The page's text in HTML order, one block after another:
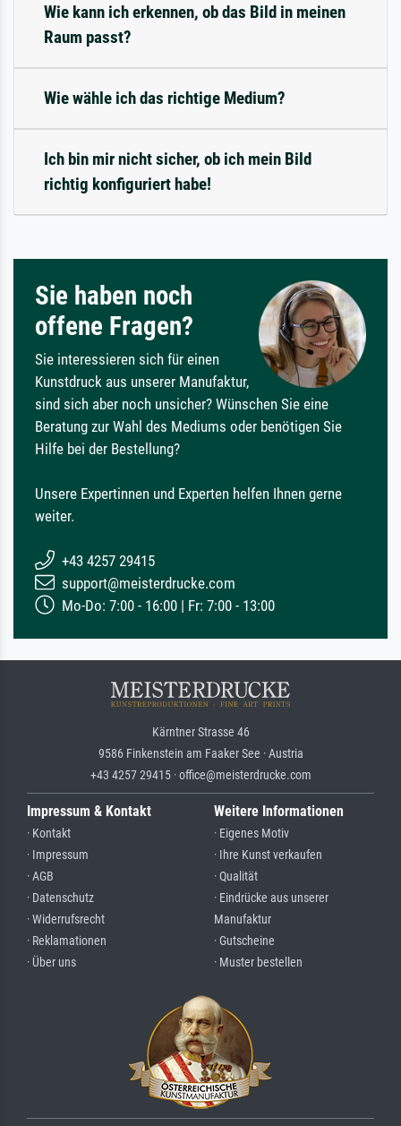
Wie kann ich erkennen, ob das Bild in meinen
Raum passt?
Wie wähle ich das richtige Medium?
Ich bin mir nicht sicher, ob ich mein Bild
richtig konfiguriert habe!
Sie haben noch
offene Fragen?
Sie interessieren sich für einen
Kunstdruck aus unserer Manufaktur,
sind sich aber noch unsicher? Wünschen Sie eine
Beratung zur Wahl des Mediums oder benötigen Sie
Hilfe bei der Bestellung?
Unsere Expertinnen und Experten helfen Ihnen gerne
weiter.
+43 4257 29415
support@meisterdrucke.com
Mo-Do: 7:00 - 16:00 | Fr: 7:00 - 13:00
Kärntner Strasse 46
9586 Finkenstein am Faaker See · Austria
+43 4257 29415 · office@meisterdrucke.com
Impressum & Kontakt
· Kontakt
· Impressum
· AGB
· Datenschutz
· Widerrufsrecht
· Reklamationen
· Über uns
Weitere Informationen
· Eigenes Motiv
· Ihre Kunst verkaufen
· Qualität
· Eindrücke aus unserer
Manufaktur
· Gutscheine
· Muster bestellen